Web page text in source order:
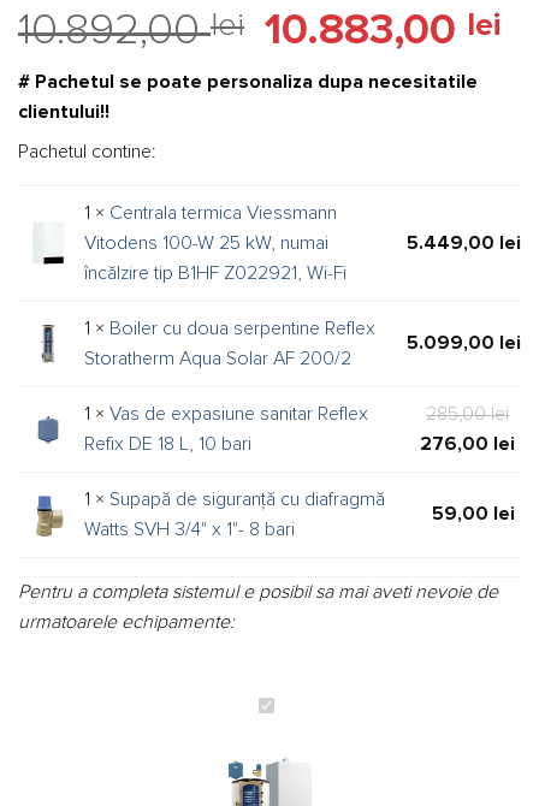
10.892,00lei
Prețul
inițial
a
10.883,00 lei
# Pachetul se poate personaliza dupa necesitatile
clientului!!
Pachetul contine:
1 × Centrala termica Viessmann
Vitodens 100-W 25 kW, numai
încălzire tip B1HF Z022921, Wi-Fi
5.449,00 lei
1 × Boiler cu doua serpentine Reflex
Storatherm Aqua Solar AF 200/2
5.099,00 lei
1 × Vas de expasiune sanitar Reflex
Refix DE 18 L, 10 bari
285,00lei
a
276,00 lei
1 × Supapă de siguranță cu diafragmă
Watts SVH 3/4" x 1"- 8 bari
59,00 lei
Pentru a completa sistemul e posibil sa mai aveti nevoie de
urmatoarele echipamente:
Pachet
termica
Viessmann